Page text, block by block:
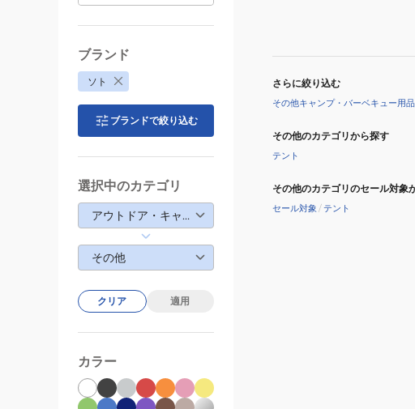
さらに絞り込む
その他キャンプ・バーベキュー用品
その他のカテゴリから探す
テント
その他のカテゴリのセール対象
セール対象 /テント
ブランド
ソト
ブランドで絞り込む
選択中のカテゴリ
アウトドア・キャンプ
その他
クリア 適用
カラー